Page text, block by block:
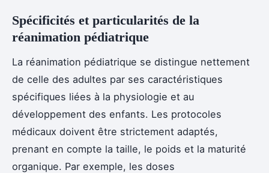
Spécificités et particularités de la
réanimation pédiatrique
La réanimation pédiatrique se distingue nettement
de celle des adultes par ses caractéristiques
spécifiques liées à la physiologie et au
développement des enfants. Les protocoles
médicaux doivent être strictement adaptés,
prenant en compte la taille, le poids et la maturité
organique. Par exemple, les doses